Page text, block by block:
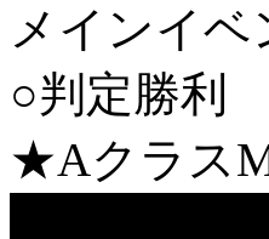
メインイベ
○判定勝利
★Aクラス